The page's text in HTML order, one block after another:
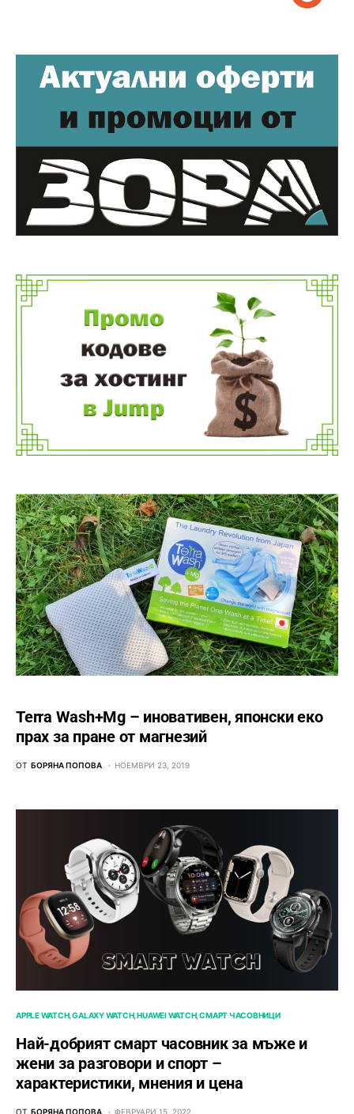
Terra Wash+Mg – иновативен, японски еко
прах за пране от магнезий
ОТ БОРЯНА ПОПОВА НОЕМВРИ 23, 2019
APPLE WATCH GALAXY WATCH HUAWEI WATCH СМАРТ ЧАСОВНИЦИ
Най-добрият смарт часовник за мъже и
жени за разговори и спорт –
характеристики, мнения и цена
ОТ БОРЯНА ПОПОВА ФЕВРУАРИ 15, 2022